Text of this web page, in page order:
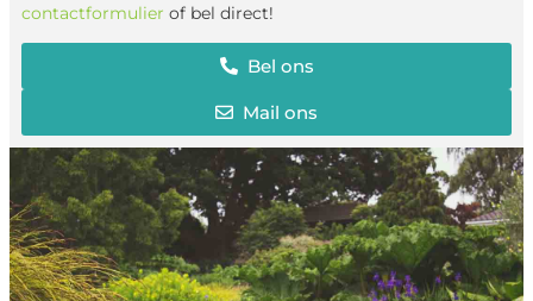
contactformulier of bel direct!
Bel ons
Mail ons